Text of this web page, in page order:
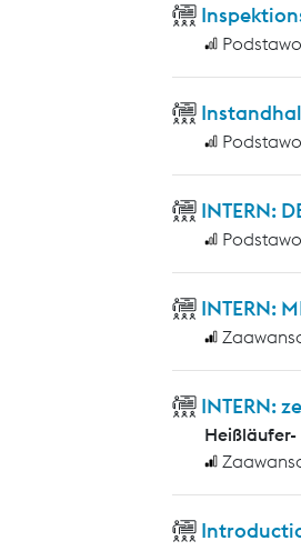
INTERN:
INTERN:
INTERN:
Heißläufer-